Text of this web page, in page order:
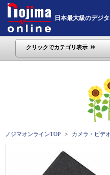
日本最大級のデジ
クリックでカテゴリ表示
ノジマオンラインTOP カメラ・ビデ